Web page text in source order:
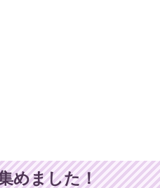
めました！